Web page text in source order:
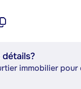
détails?
immobilier